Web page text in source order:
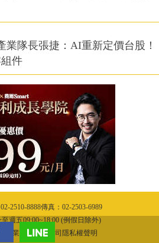
業隊長張捷：AI重新定價台股！
件
2510-8888傳真：02-2503-6989
週五09:00~18:00 (例假日除外)
事業股份有限公司隱私權聲明